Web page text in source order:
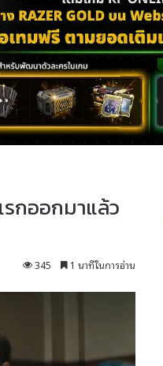
กออกมาแล้ว
345 1 นาทีในการอ่าน